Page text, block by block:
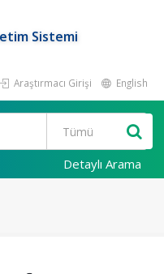
Sistemi
Araştırmacı Girişi English
Detaylı Arama